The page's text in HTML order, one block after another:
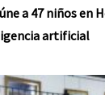
a 47 niños en
artificial